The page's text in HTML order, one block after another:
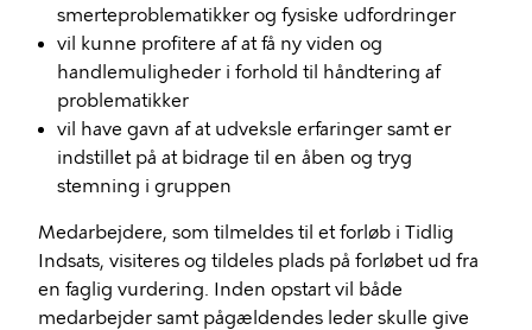
smerteproblematikker og fysiske udfordringer
vil kunne profitere af at få ny viden og
handlemuligheder i forhold til håndtering af
problematikker
vil have gavn af at udveksle erfaringer samt er
indstillet på at bidrage til en åben og tryg
stemning i gruppen
Medarbejdere, som tilmeldes til et forløb i Tidlig
Indsats, visiteres og tildeles plads på forløbet ud fra
en faglig vurdering. Inden opstart vil både
medarbejder samt pågældendes leder skulle give